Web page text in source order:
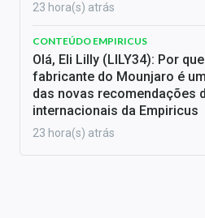
23 hora(s) atrás
CONTEÚDO EMPIRICUS
Olá, Eli Lilly (LILY34): Por que
fabricante do Mounjaro é
das novas recomendações
internacionais da Empiricus
23 hora(s) atrás